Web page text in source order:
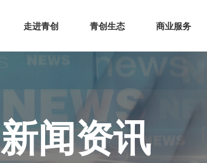
网站首页 走进青创 青创
走进青创 青创生态 商业服务
新闻资讯